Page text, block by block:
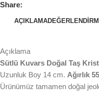
Share:
AÇIKLAMA
Açıklama
Sütlü Kuvars Doğal Taş
Uzunluk Boy 14 cm. Ağırlık
Ürünümüz tamamen doğal